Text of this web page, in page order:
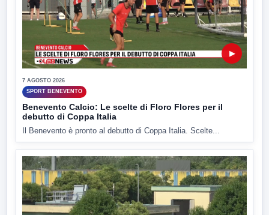
▶
7 AGOSTO 2026
SPORT BENEVENTO
Benevento Calcio: Le scelte di Floro Flores per il
debutto di Coppa Italia
Il Benevento è pronto al debutto di Coppa Italia. Scelte...